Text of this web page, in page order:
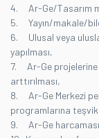
4. Ar-Ge/Tasarım
5. Yayın/makale/
6. Ulusal veya
yapılması,
7. Ar-Ge projelerine
arttırılması,
8. Ar-Ge Merkezi
programlarına
9. Ar-Ge